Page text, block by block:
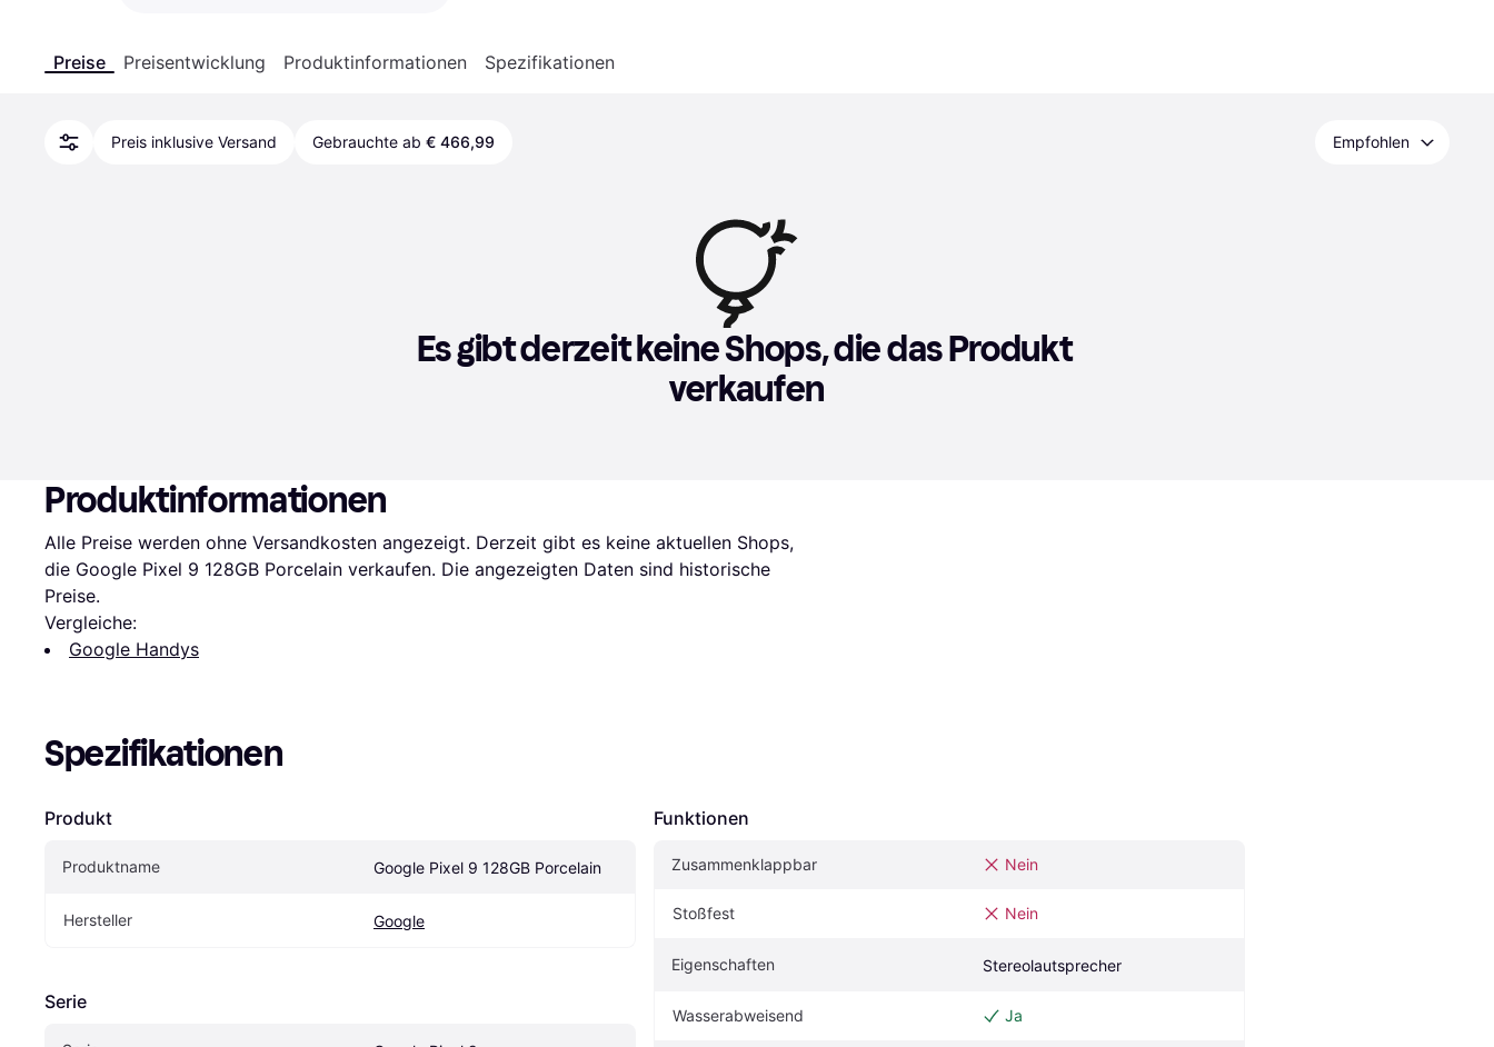
Preise Preisentwicklung Produktinformationen Spezifikationen
Preis inklusive Versand Gebrauchte ab € 466,99 Empfohlen
Es gibt derzeit keine Shops, die das Produkt
verkaufen
Produktinformationen
Alle Preise werden ohne Versandkosten angezeigt. Derzeit gibt es keine aktuellen Shops,
die Google Pixel 9 128GB Porcelain verkaufen. Die angezeigten Daten sind historische
Preise.
Vergleiche:
Google Handys
Spezifikationen
Produkt
Produktname Google Pixel 9 128GB Porcelain
Hersteller Google
Serie
Funktionen
Zusammenklappbar Nein
Stoßfest Nein
Eigenschaften Stereolautsprecher
Wasserabweisend Ja